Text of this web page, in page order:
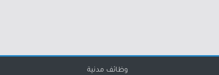
وظائف مدنية